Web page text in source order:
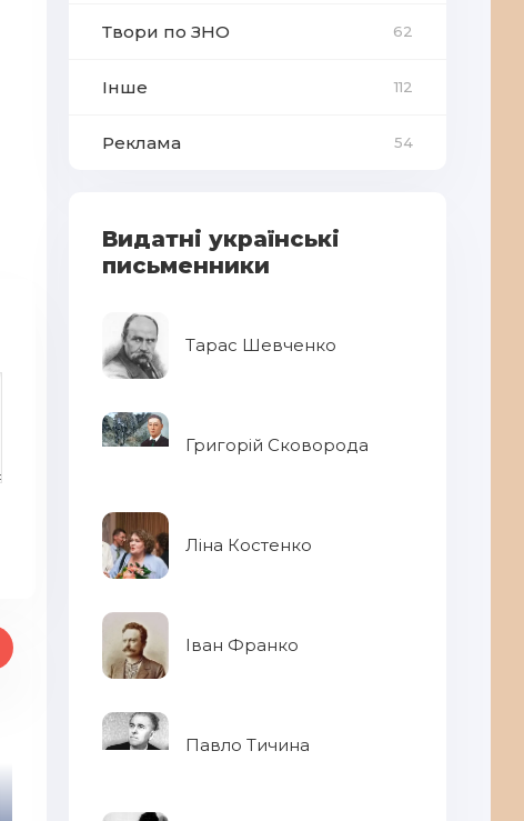
Твори по ЗНО 62
Інше 112
Реклама 54
Видатні українські
письменники
Тарас Шевченко
Григорій Сковорода
Ліна Костенко
Іван Франко
Павло Тичина